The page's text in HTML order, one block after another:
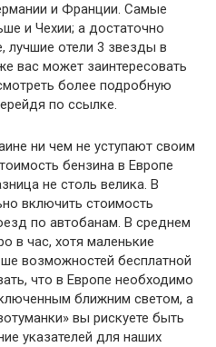
и Франции. Самые
и Чехии; а достаточно
отели 3 звезды в
вас может заинтересовать
более подробную
по ссылке.
ни чем не уступают своим
бензина в Европе
не столь велика. В
включить стоимость
по автобанам. В среднем
в час, хотя маленькие
возможностей бесплатной
что в Европе необходимо
ближним светом, а
вы рискуете быть
указателей для наших